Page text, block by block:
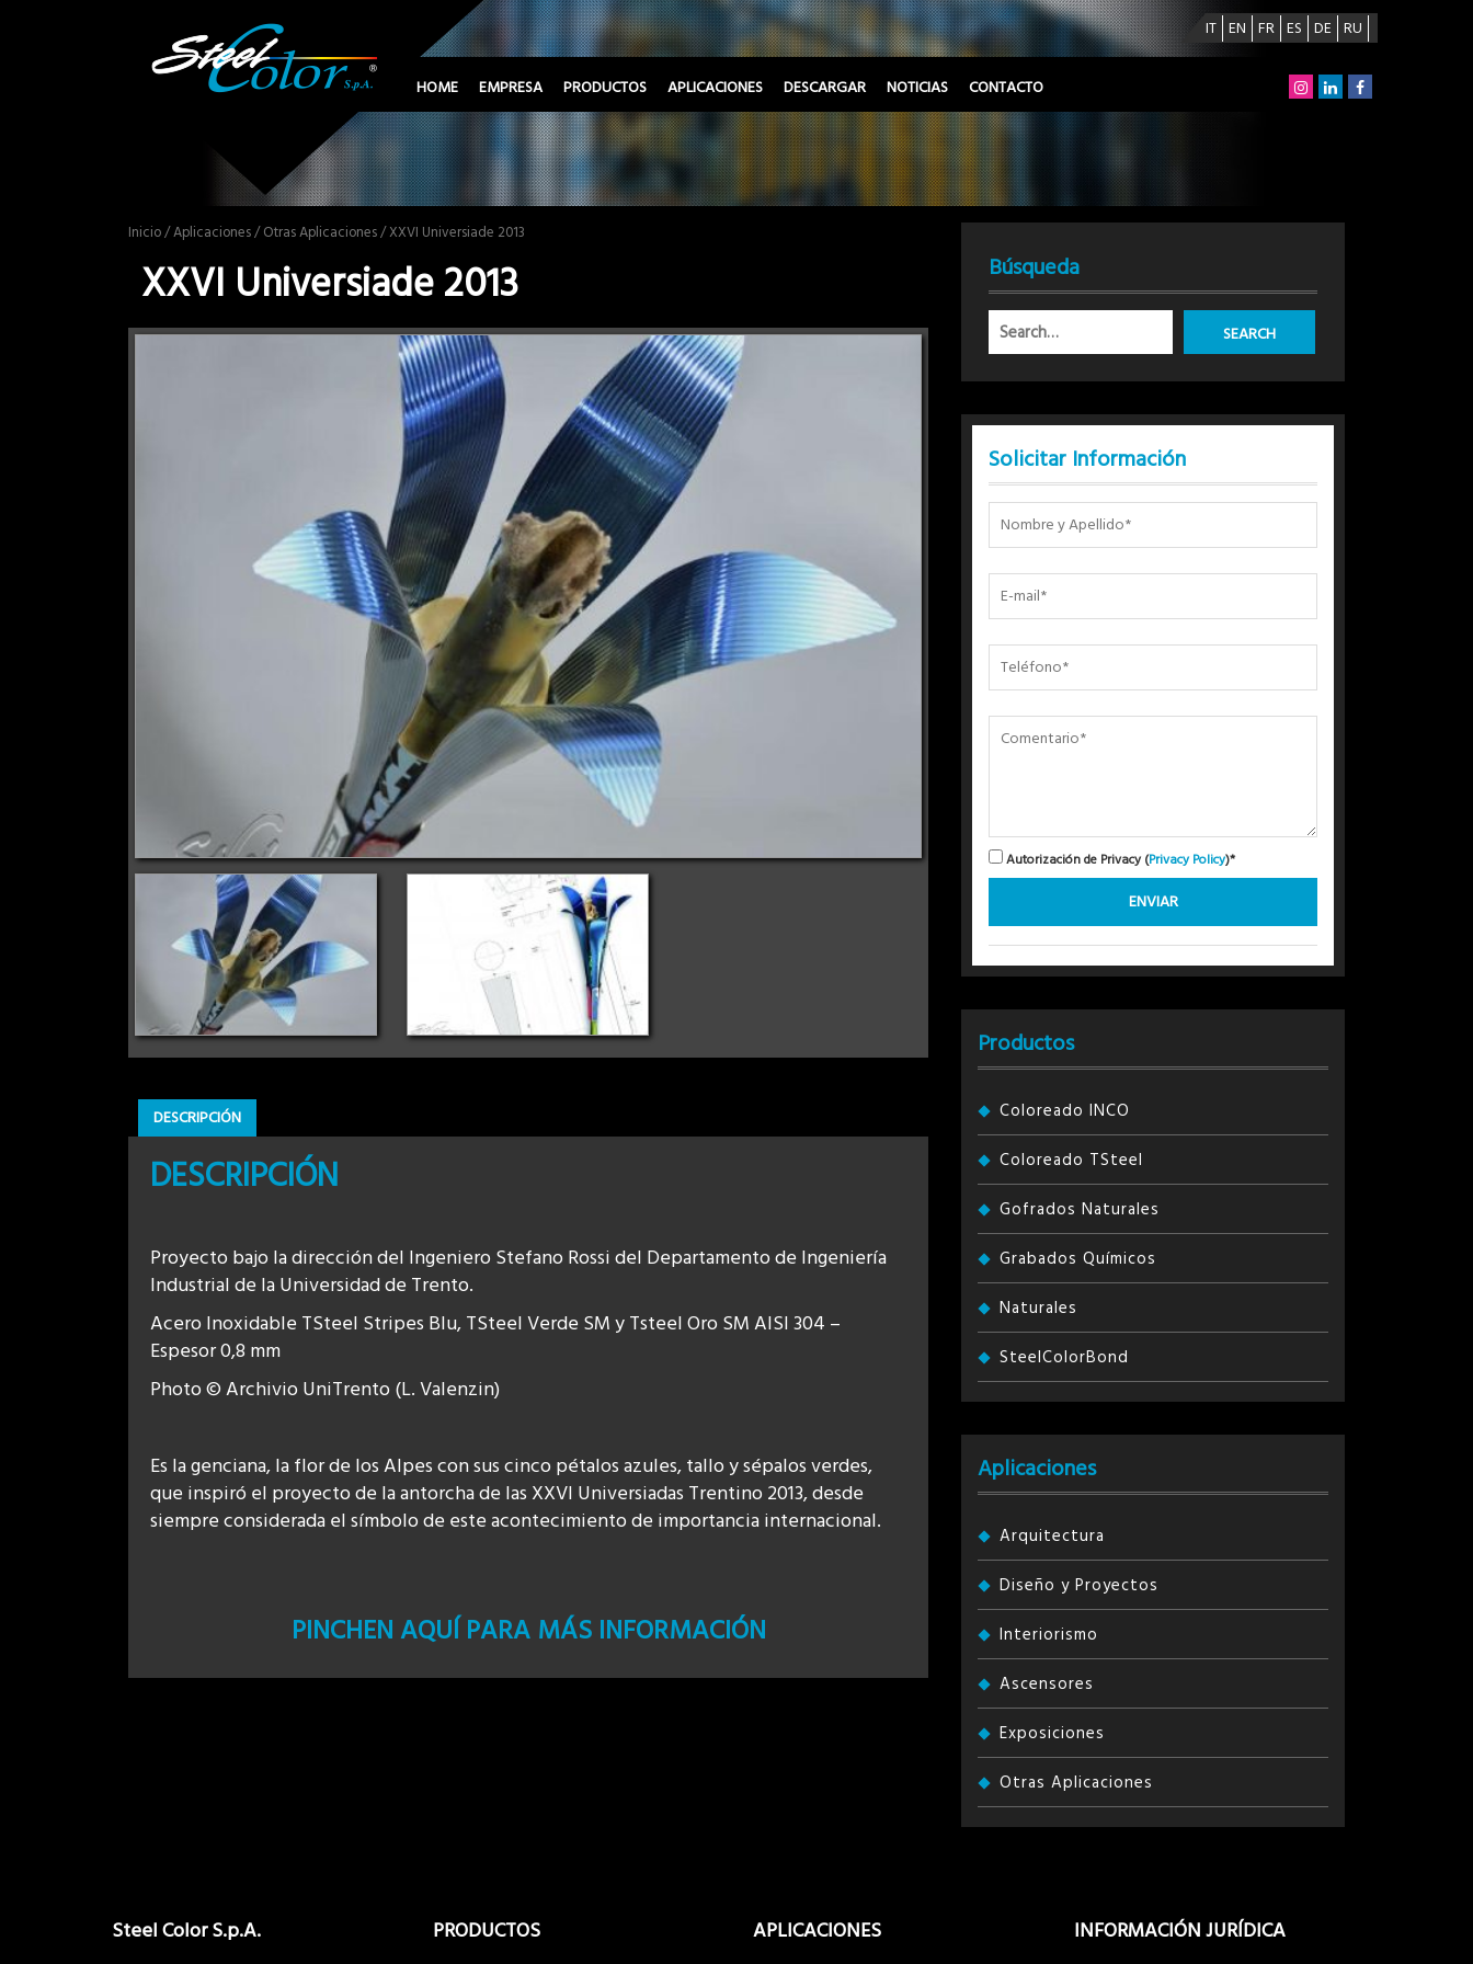
IT EN FR ES DE RU
HOME EMPRESA PRODUCTOS APLICACIONES DESCARGAR NOTICIAS CONTACTO
Inicio/Aplicaciones/Otras Aplicaciones/ XXVI Universiade 2013
XXVI Universiade 2013
DESCRIPCIÓN
DESCRIPCIÓN
Proyecto bajo la dirección del Ingeniero Stefano Rossi del Departamento de Ingeniería
Industrial de la Universidad de Trento.
Acero Inoxidable TSteel Stripes Blu, TSteel Verde SM y Tsteel Oro SM AISI 304 –
Espesor 0,8 mm
Photo © Archivio UniTrento (L. Valenzin)
Es la genciana, la flor de los Alpes con sus cinco pétalos azules, tallo y sépalos verdes,
que inspiró el proyecto de la antorcha de las XXVI Universiadas Trentino 2013, desde
siempre considerada el símbolo de este acontecimiento de importancia internacional.
PINCHEN AQUÍ PARA MÁS INFORMACIÓN
Búsqueda
Solicitar Información
Autorización de Privacy (Privacy Policy)*
Productos
Coloreado INCO
Coloreado TSteel
Gofrados Naturales
Grabados Químicos
Naturales
SteelColorBond
Aplicaciones
Arquitectura
Diseño y Proyectos
Interiorismo
Ascensores
Exposiciones
Otras Aplicaciones
Steel Color S.p.A. PRODUCTOS APLICACIONES INFORMACIÓN JURÍDICA